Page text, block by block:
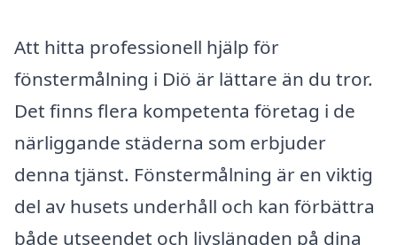
Att hitta professionell hjälp för
fönstermålning i Diö är lättare än du tror.
Det finns flera kompetenta företag i de
närliggande städerna som erbjuder
denna tjänst. Fönstermålning är en viktig
del av husets underhåll och kan förbättra
både utseendet och livslängden på dina